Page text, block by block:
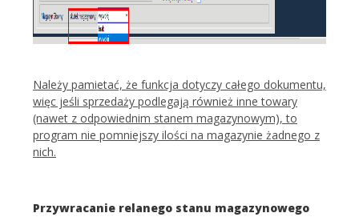
Należy pamietać, że funkcja dotyczy całego dokumentu,
więc jeśli sprzedaży podlegają również inne towary
(nawet z odpowiednim stanem magazynowym), to
program nie pomniejszy ilości na magazynie żadnego z
nich.
Przywracanie relanego stanu magazynowego